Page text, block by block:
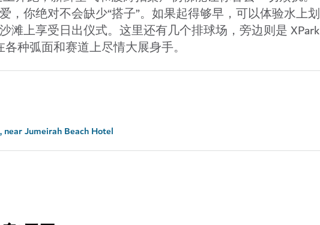
，你绝对不会缺少“搭子”。如果起得够早，可以体验水上划
滩上享受日出仪式。这里还有几个排球场，旁边则是 XPark
种弧面和赛道上尽情大展身手。
Jumeirah Beach Hotel